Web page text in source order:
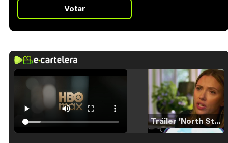
Votar
Tráiler 'North Star' (2023)